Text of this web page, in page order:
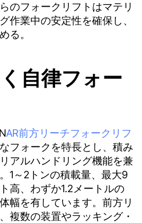
のフォークリフトはマテリ
作業中の安定性を確保し、
る。
自律フォー
AR前方リーチフォークリフ
フォークを特長とし、積み
アルハンドリング機能を兼
1～2トンの積載量、最大9
高、わずか1.2メートルの
幅を有しています。前方リ
複数の装置やラッキング・